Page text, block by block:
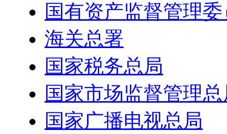
国有资产监督管理
海关总署
国家税务总局
国家市场监督管理
国家广播电视总局